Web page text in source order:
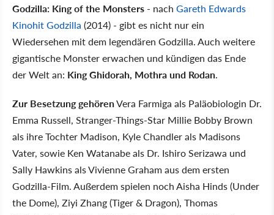
Godzilla: King of the Monsters - nach Gareth Edwards
Kinohit Godzilla (2014) - gibt es nicht nur ein
Wiedersehen mit dem legendären Godzilla. Auch weitere
gigantische Monster erwachen und kündigen das Ende
der Welt an: King Ghidorah, Mothra und Rodan.
Zur Besetzung gehörenVera Farmiga als Paläobiologin Dr.
Emma Russell, Stranger-Things-Star Millie Bobby Brown
als ihre Tochter Madison, Kyle Chandler als Madisons
Vater, sowie Ken Watanabe als Dr. Ishiro Serizawa und
Sally Hawkins als Vivienne Graham aus dem ersten
Godzilla-Film. Außerdem spielen noch Aisha Hinds (Under
the Dome), Ziyi Zhang (Tiger & Dragon), Thomas